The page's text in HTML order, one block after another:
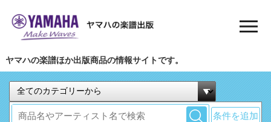
ヤマハの楽譜ほか出版商品の情報サイトです。
条件を追加